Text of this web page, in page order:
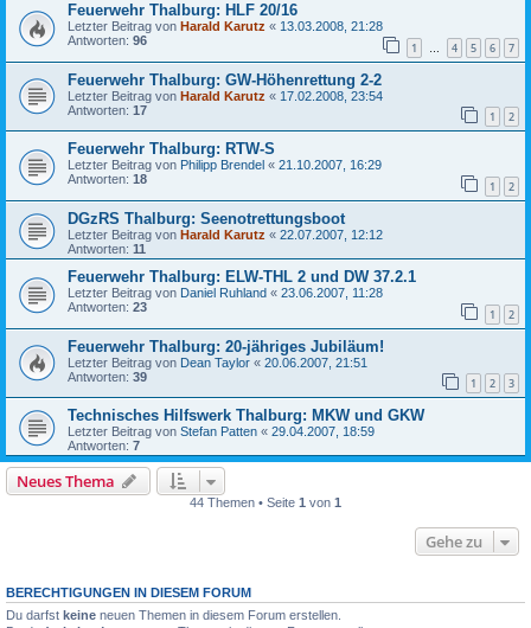
Feuerwehr Thalburg: HLF 20/16
Letzter Beitrag von Harald Karutz « 13.03.2008, 21:28
Antworten: 96 1 … 4 5 6 7
Feuerwehr Thalburg: GW-Höhenrettung 2-2
Letzter Beitrag von Harald Karutz « 17.02.2008, 23:54
Antworten: 17 1 2
Feuerwehr Thalburg: RTW-S
Letzter Beitrag von Philipp Brendel « 21.10.2007, 16:29
Antworten: 18 1 2
DGzRS Thalburg: Seenotrettungsboot
Letzter Beitrag von Harald Karutz « 22.07.2007, 12:12
Antworten: 11
Feuerwehr Thalburg: ELW-THL 2 und DW 37.2.1
Letzter Beitrag von Daniel Ruhland « 23.06.2007, 11:28
Antworten: 23 1 2
Feuerwehr Thalburg: 20-jähriges Jubiläum!
Letzter Beitrag von Dean Taylor « 20.06.2007, 21:51
Antworten: 39 1 2 3
Technisches Hilfswerk Thalburg: MKW und GKW
Letzter Beitrag von Stefan Patten « 29.04.2007, 18:59
Antworten: 7
Neues Thema
44 Themen • Seite 1 von 1
Gehe zu
BERECHTIGUNGEN IN DIESEM FORUM
Du darfst keine neuen Themen in diesem Forum erstellen.